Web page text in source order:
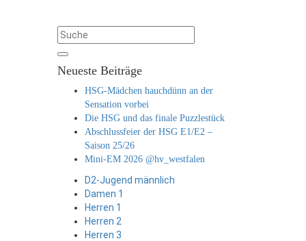
Neueste Beiträge
HSG-Mädchen hauchdünn an der
Sensation vorbei
Die HSG und das finale Puzzlestück
Abschlussfeier der HSG E1/E2 –
Saison 25/26
Mini-EM 2026 @hv_westfalen
D2-Jugend männlich
Damen 1
Herren 1
Herren 2
Herren 3